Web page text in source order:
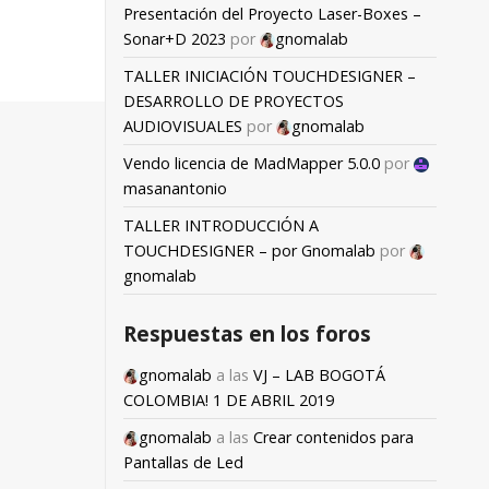
Presentación del Proyecto Laser-Boxes –
Sonar+D 2023 por
gnomalab
TALLER INICIACIÓN TOUCHDESIGNER –
DESARROLLO DE PROYECTOS
AUDIOVISUALES por
gnomalab
Vendo licencia de MadMapper 5.0.0 por
masanantonio
TALLER INTRODUCCIÓN A
TOUCHDESIGNER – por Gnomalab por
gnomalab
Respuestas en los foros
gnomalab a las VJ – LAB BOGOTÁ
COLOMBIA! 1 DE ABRIL 2019
gnomalab a las Crear contenidos para
Pantallas de Led